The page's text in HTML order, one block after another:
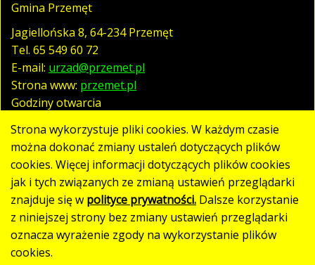
Gmina Przemęt
Jagiellońska 8, 64-234 Przemęt
Tel. 65 549 60 72
E-mail: urzad@przemet.pl
Strona www: przemet.pl
Godziny otwarcia
pn. - pt. 07:30 - 15:30
Polityka prywatności
Klauzula RODO
Deklaracja dostępności
Mapa strony
Strona wykorzystuje pliki cookies. W każdym czasie
można dokonać zmiany ustaleń dotyczących plików
cookies. Więcej informacji dotyczących plików cookies
jak i tych związanych ze zmianą ustawień przeglądarki
znajduje się w polityce prywatności. Dalsze korzystanie
z niniejszej strony bez zmiany ustawień przeglądarki
oznacza wyrażenie zgody na wykorzystanie plików
cookies.